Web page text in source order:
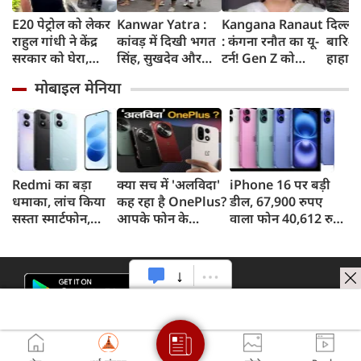
E20 पेट्रोल को लेकर
राहुल गांधी ने केंद्र
सरकार को घेरा,
लोगों की गाड़ियां हो
रहीं खराब, BJP ने
बताया खराब
पटकथा
Kanwar Yatra :
कांवड़ में दिखी भगत
सिंह, सुखदेव और
अमरगाथा,
शिवभक्तों ने अनोखे
अंदाज में दी
श्रद्धांजलि
Kangana Ranaut
: कंगना रनौत का यू-
टर्न! Gen Z को
'सबसे बड़ी ताकत',
कुछ दिन पहले
प्रदर्शनकारियों को
कहा था 'जेनरेशन
गटर'
जाम
सड़कों
तक
मोबाइल मेनिया
Redmi का बड़ा
धमाका, लांच किया
सस्ता स्मार्टफोन,
क्या सच में 'अलविदा'
कह रहा है OnePlus?
आपके फोन के
iPhone 16 पर बड़ी
डील, 67,900 रुपए
वाला फोन 40,612 रुपए